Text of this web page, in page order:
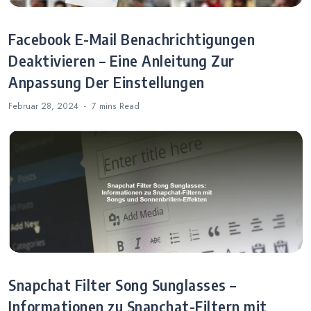
Facebook E-Mail Benachrichtigungen
Deaktivieren – Eine Anleitung Zur
Anpassung Der Einstellungen
Februar 28, 2024 7 mins Read
Snapchat Filter Song Sunglasses –
Informationen zu Snapchat-Filtern mit